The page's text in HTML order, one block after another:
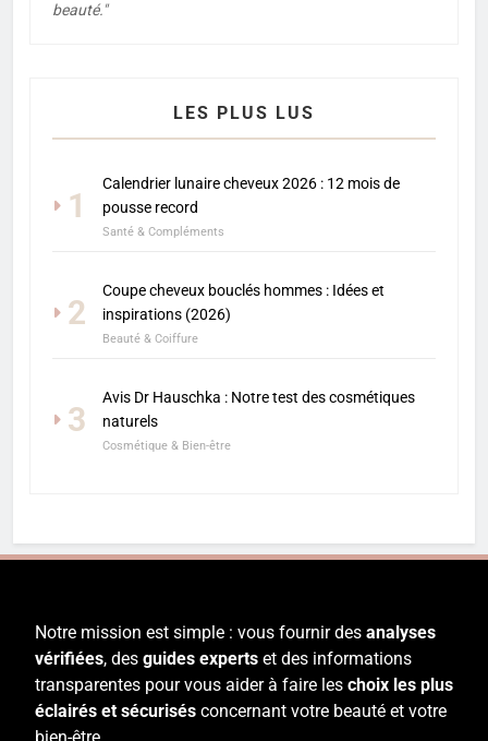
beauté."
LES PLUS LUS
1
Calendrier lunaire cheveux 2026 : 12 mois de
pousse record
Santé & Compléments
2
Coupe cheveux bouclés hommes : Idées et
inspirations (2026)
Beauté & Coiffure
3
Avis Dr Hauschka : Notre test des cosmétiques
naturels
Cosmétique & Bien-être
Notre mission est simple : vous fournir des analyses
vérifiées, des guides experts et des informations
transparentes pour vous aider à faire les choix les plus
éclairés et sécurisés concernant votre beauté et votre